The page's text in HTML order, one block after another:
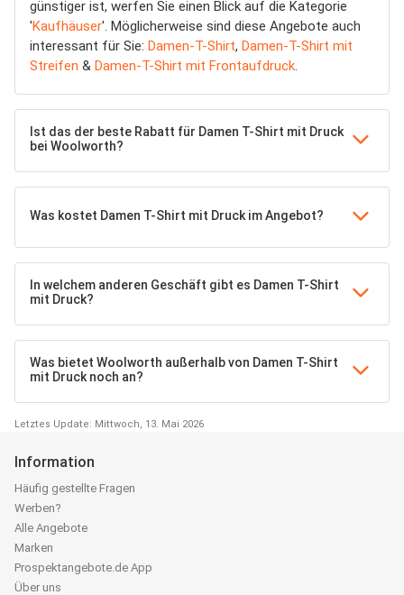
günstiger ist, werfen Sie einen Blick auf die Kategorie
'Kaufhäuser'. Möglicherweise sind diese Angebote auch
interessant für Sie: Damen-T-Shirt, Damen-T-Shirt mit
Streifen & Damen-T-Shirt mit Frontaufdruck
Ist das der beste Rabatt für Damen T-Shirt mit Druck
bei Woolworth?
Was kostet Damen T-Shirt mit Druck im Angebot?
In welchem anderen Geschäft gibt es Damen T-Shirt
mit Druck?
Was bietet Woolworth außerhalb von Damen T-Shirt
mit Druck noch an?
Letztes Update: Mittwoch, 13. Mai 2026
Information
Häufig gestellte Fragen
Werben?
Alle Angebote
Marken
Prospektangebote.de App
Über uns